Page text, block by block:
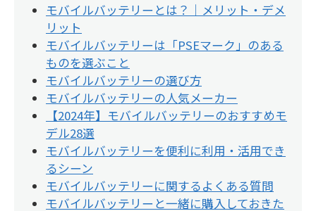
モバイルバッテリーとは？｜メリット・デメ
リット
モバイルバッテリーは「PSEマーク」のある
ものを選ぶこと
モバイルバッテリーの選び方
モバイルバッテリーの人気メーカー
【2024年】モバイルバッテリーのおすすめモ
デル28選
モバイルバッテリーを便利に利用・活用でき
るシーン
モバイルバッテリーに関するよくある質問
モバイルバッテリーと一緒に購入しておきた